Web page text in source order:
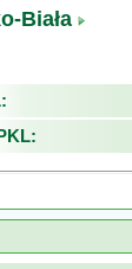
Biała